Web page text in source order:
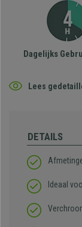
Dagelijks
Lees
DETAILS
Ideaal